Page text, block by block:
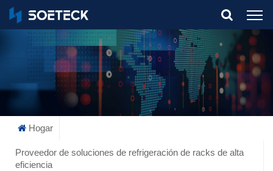
What Are You Looking For?
Hogar
Proveedor de soluciones de refrigeración de racks de alta
eficiencia